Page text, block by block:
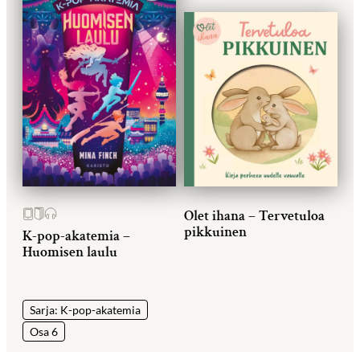
K-pop-akatemia –
Huomisen laulu
Sarja: K-pop-akatemia
Osa 6
Olet ihana – Tervetuloa
pikkuinen